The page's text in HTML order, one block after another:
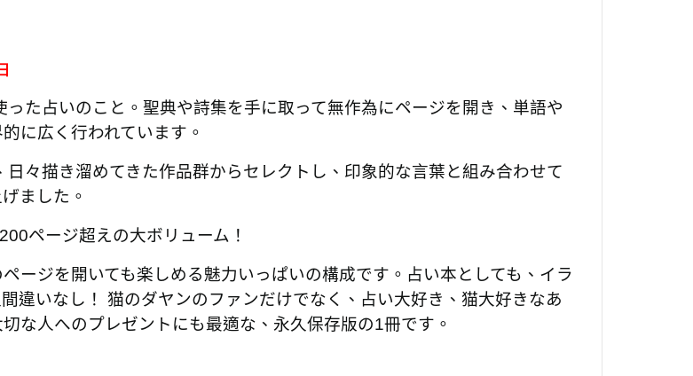
った占いのこと。聖典や詩集を手に取って無作為にページを開き、単語や
に広く行われています。
日々描き溜めてきた作品群からセレクトし、印象的な言葉と組み合わせて
ました。
ページ超えの大ボリューム！
ージを開いても楽しめる魅力いっぱいの構成です。占い本としても、イラ
違いなし！ 猫のダヤンのファンだけでなく、占い大好き、猫大好きなあ
な人へのプレゼントにも最適な、永久保存版の1冊です。